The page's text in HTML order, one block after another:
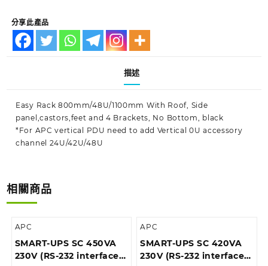
分享此產品
描述
Easy Rack 800mm/48U/1100mm With Roof, Side
panel,castors,feet and 4 Brackets, No Bottom, black
*For APC vertical PDU need to add Vertical 0U accessory
channel 24U/42U/48U
相關商品
APC
SMART-UPS SC 450VA
230V (RS-232 interface),
APC
SMART-UPS SC 420VA
230V (RS-232 interface),